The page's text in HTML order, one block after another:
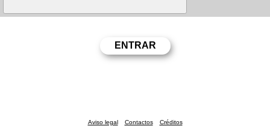
Aviso legal Contactos Créditos